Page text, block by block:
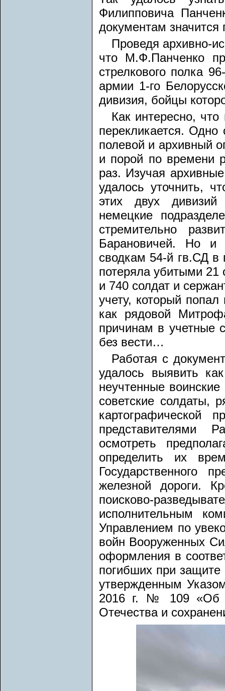
Филипповича
документам
Проведя архивно-
что М.Ф.Панченко
стрелкового полка
армии 1-го
дивизия, бойцы
Как интересно,
перекликается.
полевой и архивный
и порой по времени
раз. Изучая
удалось уточнить,
этих двух
немецкие
стремительно
Барановичей. Но и
сводкам 54-й гв.СД в
потеряла убитыми
и 740 солдат и
учету, который
как рядовой
причинам в учетные
без вести…
Работая с
удалось выявить
неучтенные
советские солдаты,
картографической
представителями
осмотреть
определить их
Государственного
железной дороги.
поисково-
исполнительным
Управлением по
войн Вооруженных
оформления в
погибших при защите
утвержденным
2016 г. № 109 «Об
Отечества и